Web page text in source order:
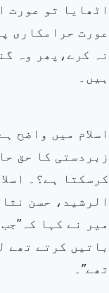
اٹھایا تو عورت
عورت حرامکاری
نہ کرے،پھر وہ
ہیں۔
اسلام میں واضح
زبردستی کا حق
کرسکتا ہے؟۔
الرشید، حسن
میر نے کہا
باتیں کرتے تھے
تھے”۔